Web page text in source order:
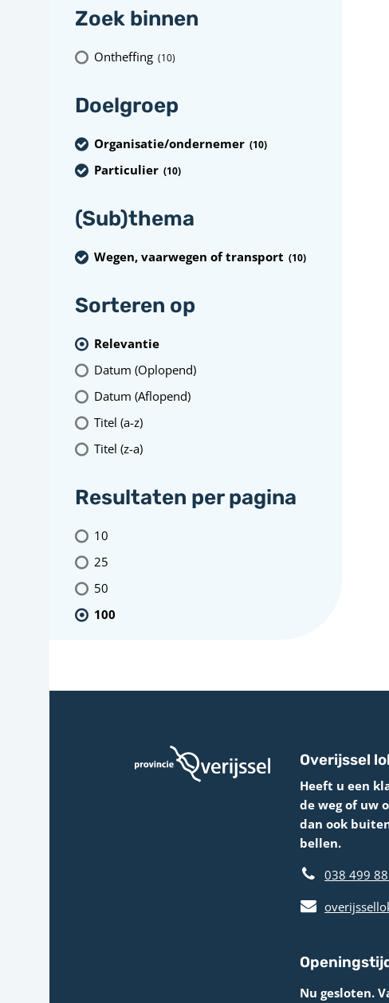
Zoek binnen
Ontheffing (10)
Doelgroep
Organisatie/ondernemer (10)
Particulier (10)
(Sub)thema
Wegen, vaarwegen of transport (10)
Sorteren op
Relevantie
Datum (Oplopend)
Datum (Aflopend)
Titel (a-z)
Titel (z-a)
Resultaten per pagina
10
25
50
100
Overijssel
Heeft u een
de weg of uw
dan ook
bellen.
038 499
Nu gesloten.